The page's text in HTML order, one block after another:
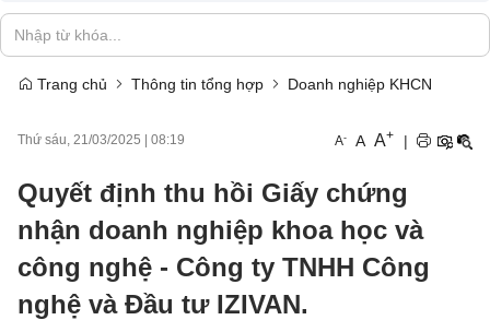
Trang chủ Thông tin tổng hợp Doanh nghiệp KHCN
Thứ sáu, 21/03/2025 08:19 A- A A+ |
Quyết định thu hồi Giấy chứng
nhận doanh nghiệp khoa học và
công nghệ - Công ty TNHH Công
nghệ và Đầu tư IZIVAN.